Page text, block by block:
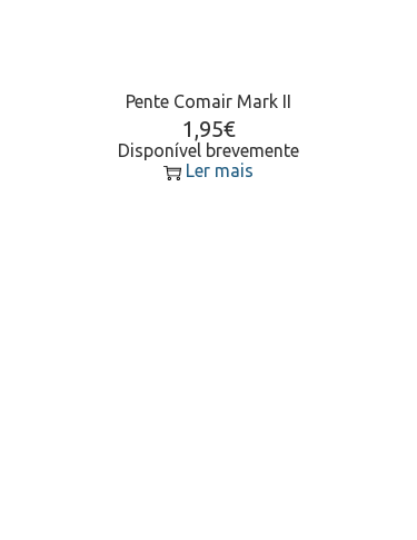
Pente Comair Mark II
1,95€
Disponível brevemente
Ler mais